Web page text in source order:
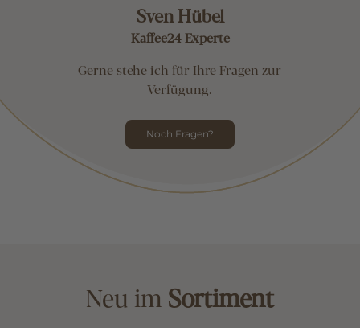
Sven Hübel
Kaffee24 Experte
Gerne stehe ich für Ihre Fragen zur
Verfügung.
Noch Fragen?
Neu im Sortiment